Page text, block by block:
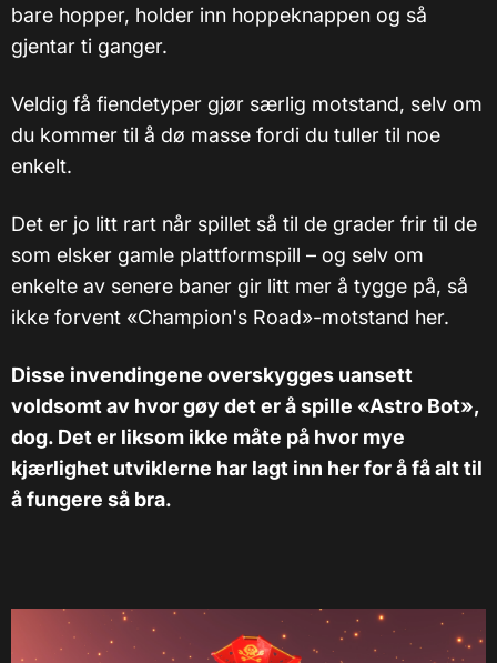
bare hopper, holder inn hoppeknappen og så
gjentar ti ganger.
Veldig få fiendetyper gjør særlig motstand, selv om
du kommer til å dø masse fordi du tuller til noe
enkelt.
Det er jo litt rart når spillet så til de grader frir til de
som elsker gamle plattformspill – og selv om
enkelte av senere baner gir litt mer å tygge på, så
ikke forvent «Champion's Road»-motstand her.
Disse invendingene overskygges uansett
voldsomt av hvor gøy det er å spille «Astro Bot»,
dog. Det er liksom ikke måte på hvor mye
kjærlighet utviklerne har lagt inn her for å få alt til
å fungere så bra.